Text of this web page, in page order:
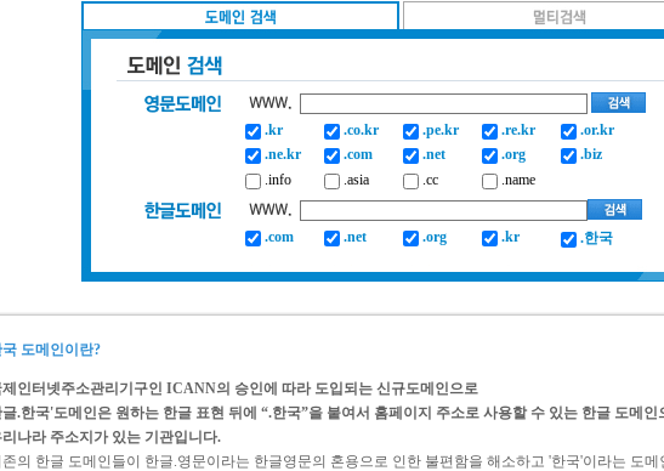
.kr .co.kr .pe.kr .re.kr
.or.kr
.ne.kr
.com .net .org
.biz
.info
.asia .cc .name
.com .net .org .kr .한국
국 도메인이란?
제인터넷주소관리기구인 ICANN의 승인에 따라 도입되는 신규도메인으로
글.한국'도메인은 원하는 한글 표현 뒤에 “.한국”을 붙여서 홈페이지 주소로 사용할 수 있는 한글 도메인
리나라 주소지가 있는 기관입니다.
존의 한글 도메인들이 한글.영문이라는 한글영문의 혼용으로 인한 불편함을 해소하고 '한국'이라는 도